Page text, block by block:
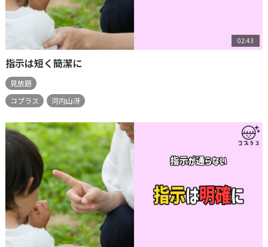
02:43
指示は短く簡潔に
見放題
コプラス
河内山冴